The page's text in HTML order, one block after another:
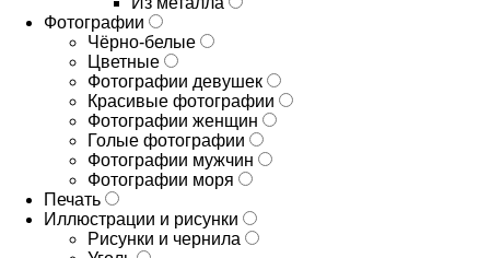
Фотографии
Чёрно-белые
Цветные
Фотографии девушек
Красивые фотографии
Фотографии женщин
Голые фотографии
Фотографии мужчин
Фотографии моря
Печать
Иллюстрации и рисунки
Рисунки и чернила